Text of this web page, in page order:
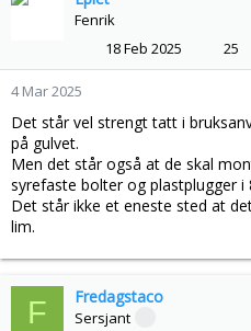
Fenrik
18 Feb 2025
25
4 Mar 2025
Det står vel strengt tatt i
på gulvet.
Men det står også at de skal
syrefaste bolter og plastplugger i
Det står ikke et eneste sted at
lim.
F Fredagstaco
Sersjant